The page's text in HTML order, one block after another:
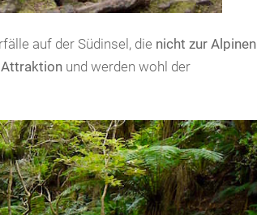
auf der Südinsel, die nicht zur Alpinen
und werden wohl der